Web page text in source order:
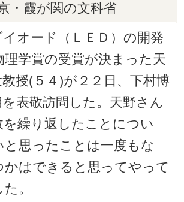
・霞が関の文科省
オード（ＬＥＤ）の開発
学賞の受賞が決まった天
授(５４)が２２日、下村博
表敬訪問した。天野さん
を繰り返したことについ
と思ったことは一度もな
かはできると思ってやって
。